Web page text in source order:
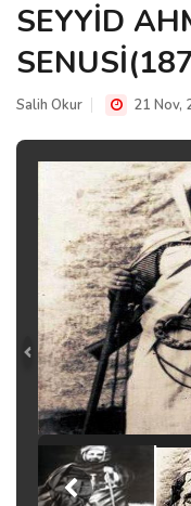
SEYYİD
Salih Okur 21 Nov,